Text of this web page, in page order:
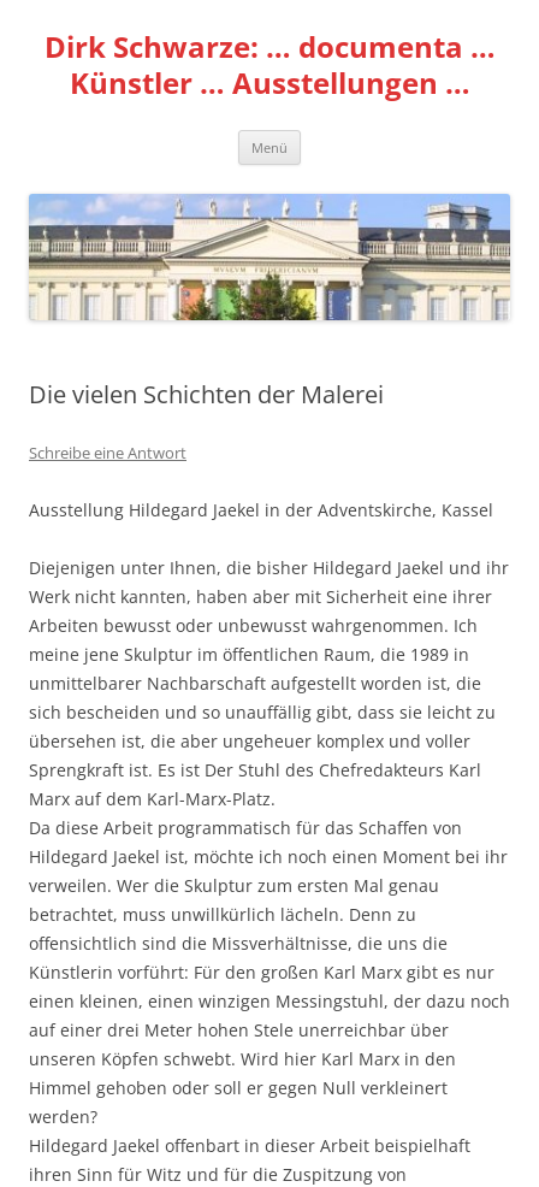
springen
Dirk Schwarze: … documenta …
Künstler … Ausstellungen …
Menü
Die vielen Schichten der Malerei
Schreibe eine Antwort
Ausstellung Hildegard Jaekel in der Adventskirche, Kassel
Diejenigen unter Ihnen, die bisher Hildegard Jaekel und ihr
Werk nicht kannten, haben aber mit Sicherheit eine ihrer
Arbeiten bewusst oder unbewusst wahrgenommen. Ich
meine jene Skulptur im öffentlichen Raum, die 1989 in
unmittelbarer Nachbarschaft aufgestellt worden ist, die
sich bescheiden und so unauffällig gibt, dass sie leicht zu
übersehen ist, die aber ungeheuer komplex und voller
Sprengkraft ist. Es ist Der Stuhl des Chefredakteurs Karl
Marx auf dem Karl-Marx-Platz.
Da diese Arbeit programmatisch für das Schaffen von
Hildegard Jaekel ist, möchte ich noch einen Moment bei ihr
verweilen. Wer die Skulptur zum ersten Mal genau
betrachtet, muss unwillkürlich lächeln. Denn zu
offensichtlich sind die Missverhältnisse, die uns die
Künstlerin vorführt: Für den großen Karl Marx gibt es nur
einen kleinen, einen winzigen Messingstuhl, der dazu noch
auf einer drei Meter hohen Stele unerreichbar über
unseren Köpfen schwebt. Wird hier Karl Marx in den
Himmel gehoben oder soll er gegen Null verkleinert
werden?
Hildegard Jaekel offenbart in dieser Arbeit beispielhaft
ihren Sinn für Witz und für die Zuspitzung von